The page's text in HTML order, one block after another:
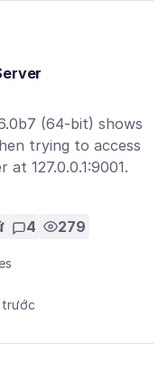
(64-bit) shows
trying to access
127.0.0.1:9001.
4 279
trước